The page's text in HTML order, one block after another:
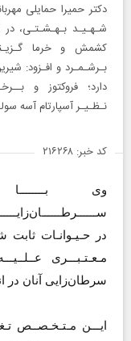
دکتر حمیرا حمایلی
شـهـیـد بـهـشـتـی،
کشمش و خرما
بـرشـمـرد و افـزود:
دارد؛ فروکتوز و
نـظـیـر آسپارتام آسه
کد خبر: ۲۱۶۲۶۸
وی بــــــــا
در حـیـوانـات
مـعـتـبـــری
سرطان‌زایی آنان در
ایـــن مـتـخـصــص